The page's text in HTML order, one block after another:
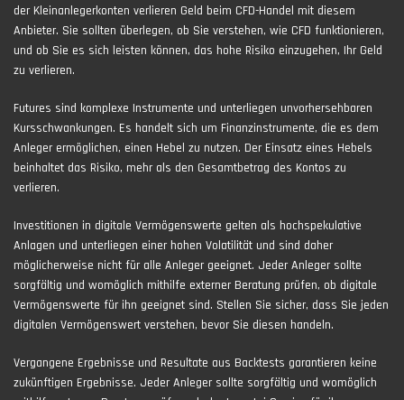
der Kleinanlegerkonten verlieren Geld beim CFD-Handel mit diesem
Anbieter. Sie sollten überlegen, ob Sie verstehen, wie CFD funktionieren,
und ob Sie es sich leisten können, das hohe Risiko einzugehen, Ihr Geld
zu verlieren.
Futures sind komplexe Instrumente und unterliegen unvorhersehbaren
Kursschwankungen. Es handelt sich um Finanzinstrumente, die es dem
Anleger ermöglichen, einen Hebel zu nutzen. Der Einsatz eines Hebels
beinhaltet das Risiko, mehr als den Gesamtbetrag des Kontos zu
verlieren.
Investitionen in digitale Vermögenswerte gelten als hochspekulative
Anlagen und unterliegen einer hohen Volatilität und sind daher
möglicherweise nicht für alle Anleger geeignet. Jeder Anleger sollte
sorgfältig und womöglich mithilfe externer Beratung prüfen, ob digitale
Vermögenswerte für ihn geeignet sind. Stellen Sie sicher, dass Sie jeden
digitalen Vermögenswert verstehen, bevor Sie diesen handeln.
Vergangene Ergebnisse und Resultate aus Backtests garantieren keine
zukünftigen Ergebnisse. Jeder Anleger sollte sorgfältig und womöglich